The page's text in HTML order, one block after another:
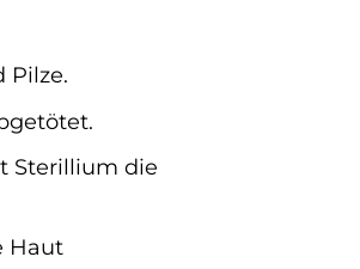
Pilze.
Sterillium die
Haut